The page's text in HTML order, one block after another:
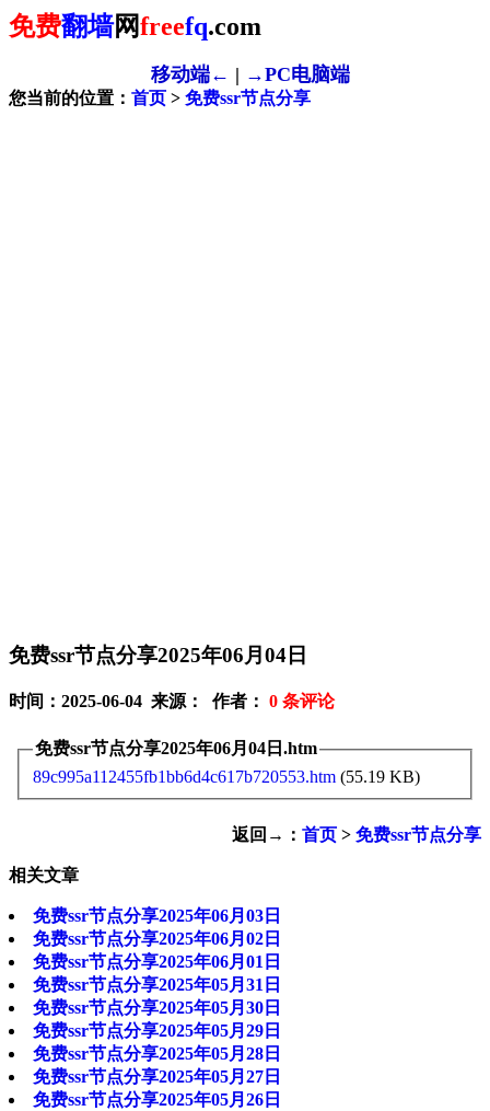
免费翻墙网freefq.com
移动端← | →PC电脑端
您当前的位置： 首页 > 免费ssr节点分享
免费ssr节点分享2025年06月04日
时间：2025-06-04 来源： 作者： 0 条评论
免费ssr节点分享2025年06月04日.htm
89c995a112455fb1bb6d4c617b720553.htm (55.19 KB)
返回→： 首页 > 免费ssr节点分享
相关文章
免费ssr节点分享2025年06月03日
免费ssr节点分享2025年06月02日
免费ssr节点分享2025年06月01日
免费ssr节点分享2025年05月31日
免费ssr节点分享2025年05月30日
免费ssr节点分享2025年05月29日
免费ssr节点分享2025年05月28日
免费ssr节点分享2025年05月27日
免费ssr节点分享2025年05月26日